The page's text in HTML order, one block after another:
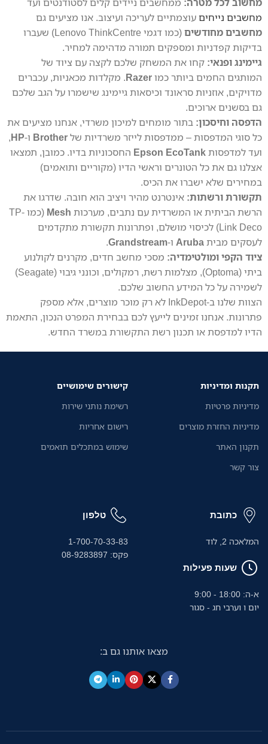
מחשבים נייחיםעוצמתיים לעריכה ועיצוב. אנו מציעים גם
מחשבים מחודשים
(כמו דגמי Lenovo ThinkCentre) שעברו
בדיקות קפדניות ומספקים תמורה מדהימה למחיר.
גיימינג ופנאי: קחו את המשחק שלכם לקצה עם ציוד של
המותגים החמים ביותר כמוRazer. מקלדות מכאניות, עכברים
מדויקים, אוזניות סראונד וכיסאות גיימינג שישמרו על הגב שלכם
גם בסשנים ארוכים.
הדפסה וחיסכון: בתור מומחים למיכון משרדי, אנחנו מציעים את
כל סוגי המדפסות – ממדפסות לייזר משרדיות שלBrother ו-HP
,
ועד למדפסותEpson EcoTank החסכוניות בדיו. כמובן, תמצאו
אצלנו גם את כל הטונרים וראשי הדיו (מקוריים ותואמים)
במחירים שלא ישברו את הכיס.
תקשורת ורשתות: אינטרנט מהיר ויציב הוא חובה. שדרגו את
הרשת הביתית או המשרדית עם נתבים, מערכות Mesh
(כמו TP-
Link Deco) לכיסוי מושלם, ופתרונות תקשורת מתקדמים
לעסקים מביתAruba ו-Grandstream
.
ציוד הקפי ומולטימדיה: מסכי מחשב חדים, מקרנים לקולנוע
ביתי (Optoma), מצלמות רשת, רמקולים, וכונני גיבוי (Seagate)
לשמירה על כל המידע החשוב שלכם.
הצוות שלנו ב-InkDepot לא רק מוכר מוצרים, אלא מספק
פתרונות. אנחנו זמינים לייעץ לכם בבחירת המפרט הנכון, התאמת
הדיו למדפסת או תכנון רשת התקשורת במשרד החדש.
תקנות ומדיניות
מדיניות פרטיות
מדיניות החזרת מוצרים
תקנון האתר
צור קשר
קישורים שימושיים
רשימת נותני שירות
רישום אחריות
שימוש במתכלים תואמים
כתובת
המלאכה 2, לוד
שעות פעילות
א-ה: 18:00 - 9:00
יום ו וערבי חג - סגור
טלפון
1-700-70-33-83
פקס: 08-9283897
מצאו אותנו גם ב: